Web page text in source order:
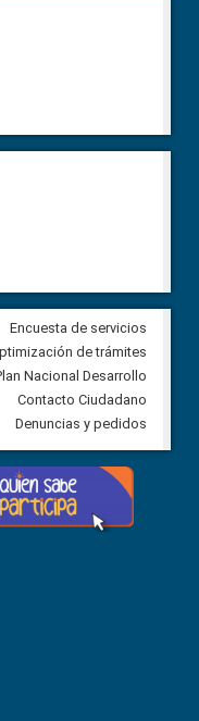
Veeduría Ciudadana para
construcción del asfaltado de
Ballenita del cantón Santa
7 agosto, 2026
Next
Encuesta de servicios
de trámites
Nacional Desarrollo
Contacto Ciudadano
Denuncias y pedidos